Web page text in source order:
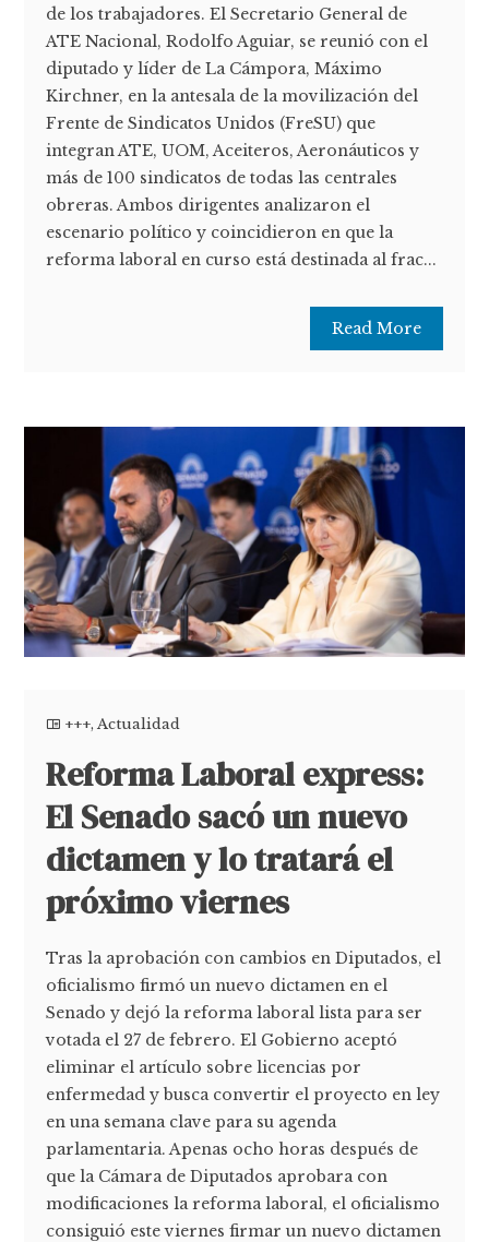
de los trabajadores. El Secretario General de
ATE Nacional, Rodolfo Aguiar, se reunió con el
diputado y líder de La Cámpora, Máximo
Kirchner, en la antesala de la movilización del
Frente de Sindicatos Unidos (FreSU) que
integran ATE, UOM, Aceiteros, Aeronáuticos y
más de 100 sindicatos de todas las centrales
obreras. Ambos dirigentes analizaron el
escenario político y coincidieron en que la
reforma laboral en curso está destinada al frac...
Read More
+++,Actualidad
Reforma Laboral express:
El Senado sacó un nuevo
dictamen y lo tratará el
próximo viernes
Tras la aprobación con cambios en Diputados, el
oficialismo firmó un nuevo dictamen en el
Senado y dejó la reforma laboral lista para ser
votada el 27 de febrero. El Gobierno aceptó
eliminar el artículo sobre licencias por
enfermedad y busca convertir el proyecto en ley
en una semana clave para su agenda
parlamentaria. Apenas ocho horas después de
que la Cámara de Diputados aprobara con
modificaciones la reforma laboral, el oficialismo
consiguió este viernes firmar un nuevo dictamen